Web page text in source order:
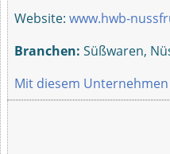
Website: www.hwb-
Branchen: Süßwaren,
Mit diesem